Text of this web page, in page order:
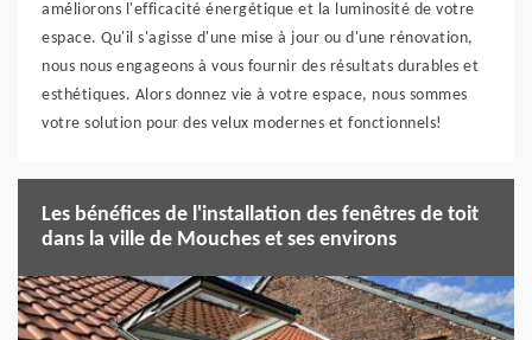
améliorons l'efficacité énergétique et la luminosité de votre
espace. Qu'il s'agisse d'une mise à jour ou d'une rénovation,
nous nous engageons à vous fournir des résultats durables et
esthétiques. Alors donnez vie à votre espace, nous sommes
votre solution pour des velux modernes et fonctionnels!
Les bénéfices de l'installation des fenêtres de toit
dans la ville de Mouches et ses environs